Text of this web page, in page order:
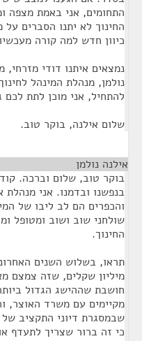
התחומים, אני באמת מצפה
החינוך לא יתנו הסברים
כיוון חדש למה קורה
נמצאים איתנו דודי מזרחי,
נולמן, מנהלת המינהל
להתחיל, אני מוכן לתת לכם
שלום אילנה, בוקר טוב.
אילנה נולמן
בוקר טוב, שלום וברכה.
בנפשנו ובדמנו. אני
והכפרים הם לב ליבו של
שולחני שוב ושוב ומטופל
החינוך.
מיליון שקלים, שזה צמצם
חושבת שההישג הגדול
מקיימים עם משרד האוצר,
כי זה ברור שצריך לתעדף